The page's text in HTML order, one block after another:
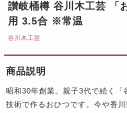
讃岐桶樽 谷川木工芸 「
用 3.5合 ※常温
谷川木工芸
商品説明
昭和30年創業。親子3代で続く「
技術で作るおひつです。今や香